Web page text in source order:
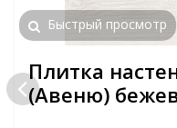
Быстрый просмотр
Плитка
(Авеню)